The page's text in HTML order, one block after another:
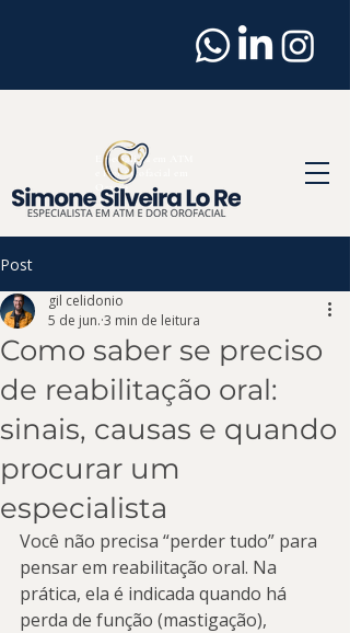
Dentista
Especialista em ATM
e Dor Orofacial em
Osasco
Post
Como saber se preciso
de reabilitação oral:
sinais, causas e quando
procurar um
especialista
gil celidonio
5 de jun. 3 min de leitura
Você não precisa “perder tudo” para
pensar em reabilitação oral. Na
prática, ela é indicada quando há
perda de função (mastigação),